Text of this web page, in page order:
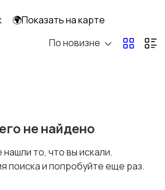
Оформление
🌍Показать на карте
По новизне
не найдено
то, что вы искали.
поиска и попробуйте еще раз.